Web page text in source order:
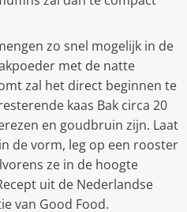
zo snel mogelijk in de
met de natte
zal het direct beginnen te
kaas Bak circa 20
en goudbruin zijn. Laat
de vorm, leg op een rooster
ze in de hoogte
uit de Nederlandse
van Good Food.